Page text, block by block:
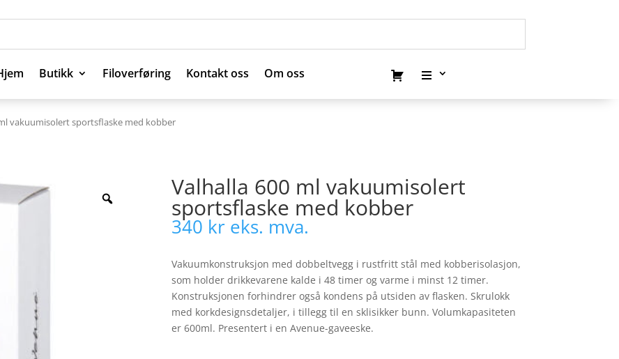
Butikk Filoverføring Kontakt oss Om oss
Butikk Filoverføring Kontakt oss Om oss
vakuumisolert sportsflaske med kobber
Valhalla 600 ml vakuumisolert
sportsflaske med kobber
340 kr eks. mva.
Vakuumkonstruksjon med dobbeltvegg i rustfritt stål med kobberisolasjon,
som holder drikkevarene kalde i 48 timer og varme i minst 12 timer.
Konstruksjonen forhindrer også kondens på utsiden av flasken. Skrulokk
med korkdesignsdetaljer, i tillegg til en sklisikker bunn. Volumkapasiteten
er 600ml. Presentert i en Avenue-gaveeske.